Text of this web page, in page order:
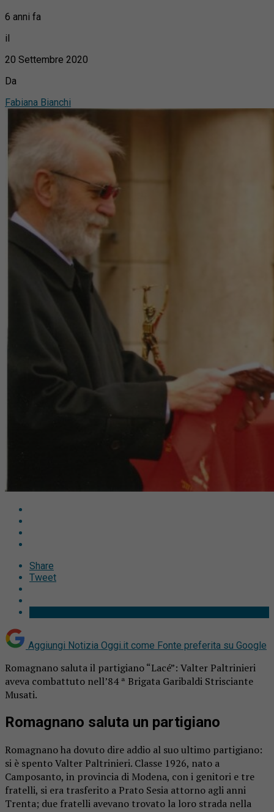
6 anni fa
il
20 Settembre 2020
Da
Fabiana Bianchi
Share
Tweet
Aggiungi Notizia Oggi.it come Fonte preferita su Google
Romagnano saluta il partigiano “Lacé”: Valter Paltrinieri
aveva combattuto nell’84 ª Brigata Garibaldi Strisciante
Musati.
Romagnano saluta un partigiano
Romagnano ha dovuto dire addio al suo ultimo partigiano:
si è spento Valter Paltrinieri. Classe 1926, nato a
Camposanto, in provincia di Modena, con i genitori e tre
fratelli, si era trasferito a Prato Sesia attorno agli anni
Trenta; due fratelli avevano trovato la loro strada nella